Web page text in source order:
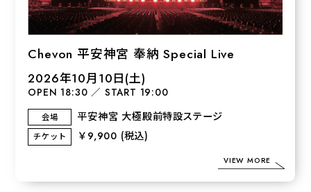
Chevon 平安神宮 奉納 Special Live
2026年10月10日(土)
OPEN 18:30 ／ START 19:00
会場 平安神宮 大極殿前特設ステージ
チケット ￥9,900 (税込)
VIEW MORE